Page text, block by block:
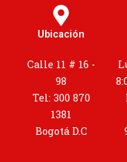
Ubicación
Calle 11 # 16 -
98
Tel: 300 870
1381
Bogotá D.C